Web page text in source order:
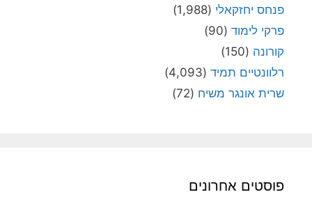
פנחס יחזקאלי (1,988)
פרקי לימוד (90)
קורונה (150)
רלוונטיים תמיד (4,093)
שרית אונגר משיח (72)
פוסטים אחרונים